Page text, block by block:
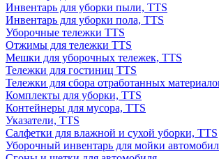
Инвентарь для уборки пыли, TTS
Инвентарь для уборки пола, TTS
Уборочные тележки TTS
Отжимы для тележки TTS
Мешки для уборочных тележек, TTS
Тележки для гостиниц TTS
Тележки для сбора отработанных
Комплекты для уборки, TTS
Контейнеры для мусора, TTS
Указатели, TTS
Салфетки для влажной и сухой уборки, TTS
Уборочный инвентарь для мойки